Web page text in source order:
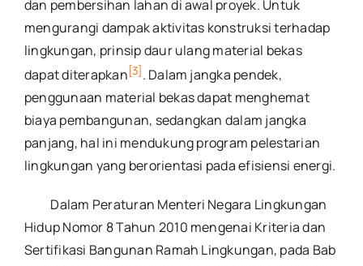
dan pembersihan lahan di awal proyek. Untuk
mengurangi dampak aktivitas konstruksi terhadap
lingkungan, prinsip daur ulang material bekas
dapat diterapkan [3] . Dalam jangka pendek,
penggunaan material bekas dapat menghemat
biaya pembangunan, sedangkan dalam jangka
panjang, hal ini mendukung program pelestarian
lingkungan yang berorientasi pada efisiensi energi.
Dalam Peraturan Menteri Negara Lingkungan
Hidup Nomor 8 Tahun 2010 mengenai Kriteria dan
Sertifikasi Bangunan Ramah Lingkungan, pada Bab